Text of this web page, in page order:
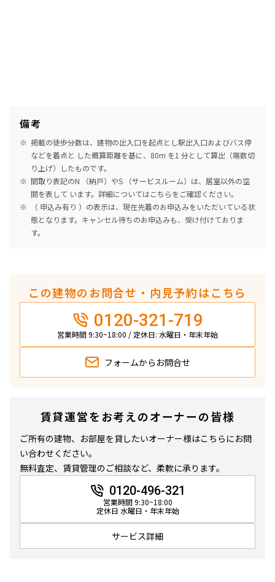
備考
掲載の徒歩分数は、建物の出入口を起点とし駅出入口およびバス停
などを着点と した概算距離を基に、80m を1 分として算出（端数切
り上げ）したものです。
間取り表記のN （納戸）やS （サービスルーム）は、居室以外の空
間を表して います。詳細についてはこちらをご確認ください。
（ 申込み有り ）の表示は、現在先着のお申込みをいただいている状
態となります。キャンセル待ちのお申込みも、受け付けておりま
す。
この建物のお問合せ・内見予約はこちら
0120-321-719
営業時間 9:30~18:00 / 定休日: 水曜日・年末年始
フォームから お問合せ
賃貸運営をお考えのオーナーの皆様
ご所有の建物、お部屋を貸したいオーナー様はこちらにお問
い合わせください。
無料査定、賃貸管理のご相談など、柔軟に承ります。
0120-496-321
営業時間 9:30~18:00
定休日 水曜日・年末年始
サービス詳細